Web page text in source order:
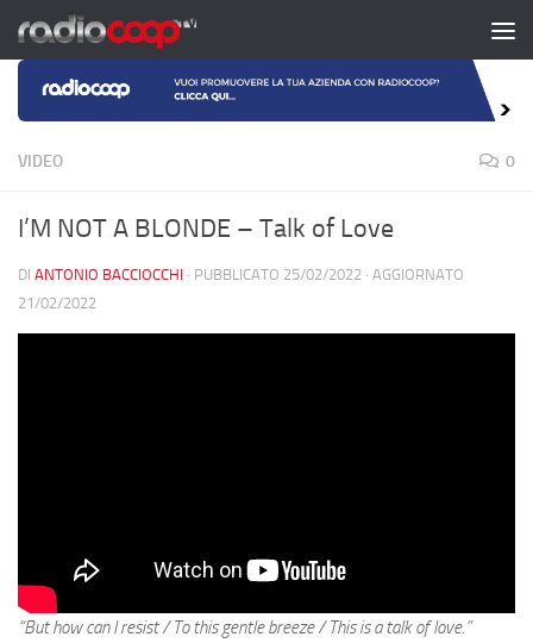
Salta al contenuto
VIDEO 0
I’M NOT A BLONDE – Talk of Love
DI ANTONIO BACCIOCCHI · PUBBLICATO 25/02/2022 · AGGIORNATO
21/02/2022
“But how can I resist / To this gentle breeze / This is a talk of love.”